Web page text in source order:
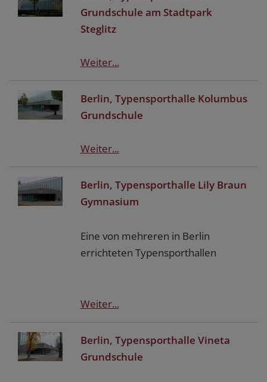
Grundschule am Stadtpark
Steglitz
Weiter...
Berlin, Typensporthalle Kolumbus
Grundschule
Weiter...
Berlin, Typensporthalle Lily Braun
Gymnasium
Eine von mehreren in Berlin
errichteten Typensporthallen
Weiter...
Berlin, Typensporthalle Vineta
Grundschule